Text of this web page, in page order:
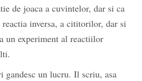
de joaca a cuvintelor, dar si ca
reactia inversa, a cititorilor, dar si
un experiment al reactiilor
gandesc un lucru. Il scriu, asa